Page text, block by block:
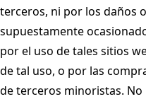
terceros, ni por los daños
supuestamente
por el uso de tales sitios
de tal uso, o por las
de terceros minoristas.